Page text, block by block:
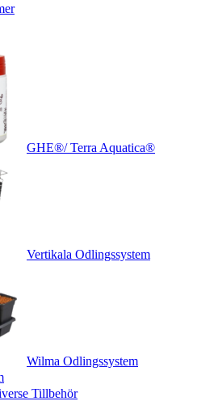
GHE®/ Terra Aquatica®
Vertikala Odlingssystem
Wilma Odlingssystem
Tillbehör